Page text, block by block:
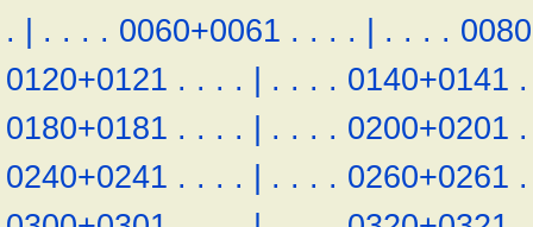
. | . . . . 0060+0061 . . . . | . . . .
0120+0121 . . . . | . . . . 0140+0141 .
0180+0181 . . . . | . . . . 0200+0201 .
0240+0241 . . . . | . . . . 0260+0261 .